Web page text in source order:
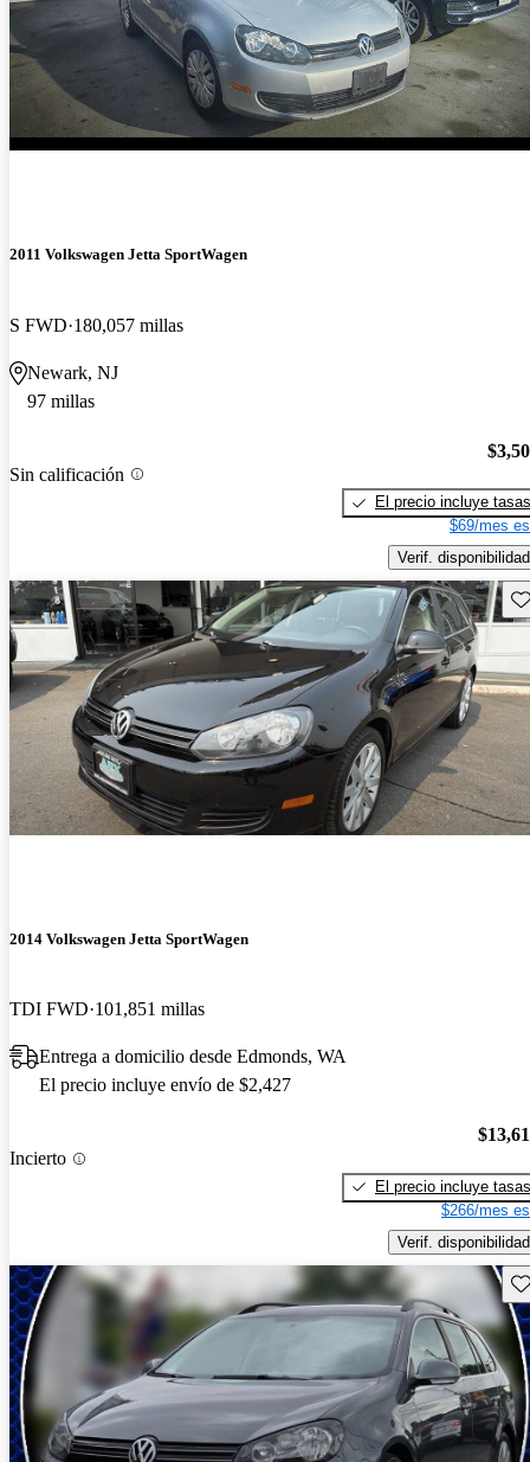
2011 Volkswagen Jetta SportWagen
S FWD 180,057 millas
Newark, NJ
97 millas
Sin calificación
El precio incluye tasas
$69/mes
Verif. disponibilidad
2014 Volkswagen Jetta SportWagen
TDI FWD 101,851 millas
Entrega a domicilio desde Edmonds, WA
El precio incluye envío de $2,427
Incierto
El precio incluye tasas
$266/mes
Verif. disponibilidad